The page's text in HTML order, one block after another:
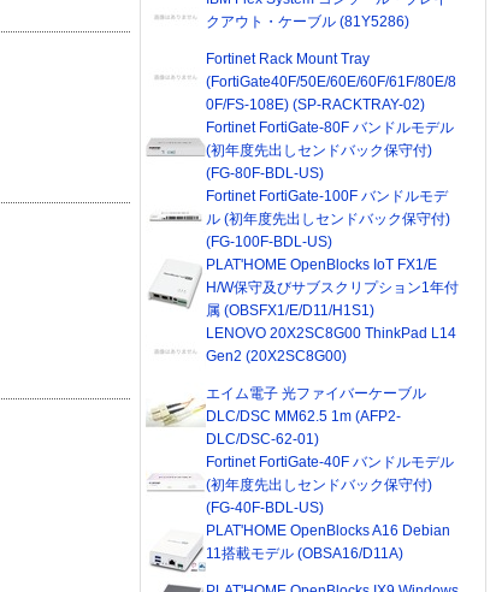
クアウト・ケーブル (81Y5286)
Fortinet Rack Mount Tray
(FortiGate40F/50E/60E/60F/61F/80E/8
0F/FS-108E) (SP-RACKTRAY-02)
Fortinet FortiGate-80F バンドルモデル
(初年度先出しセンドバック保守付)
(FG-80F-BDL-US)
Fortinet FortiGate-100F バンドルモデ
ル (初年度先出しセンドバック保守付)
(FG-100F-BDL-US)
PLAT'HOME OpenBlocks IoT FX1/E
H/W保守及びサブスクリプション1年付
属 (OBSFX1/E/D11/H1S1)
LENOVO 20X2SC8G00 ThinkPad L14
Gen2 (20X2SC8G00)
エイム電子 光ファイバーケーブル
DLC/DSC MM62.5 1m (AFP2-
DLC/DSC-62-01)
Fortinet FortiGate-40F バンドルモデル
(初年度先出しセンドバック保守付)
(FG-40F-BDL-US)
PLAT'HOME OpenBlocks A16 Debian
11搭載モデル (OBSA16/D11A)